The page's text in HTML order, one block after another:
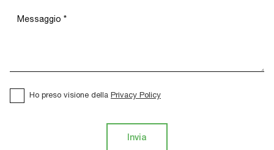
Ho preso visione della Privacy Policy
Invia